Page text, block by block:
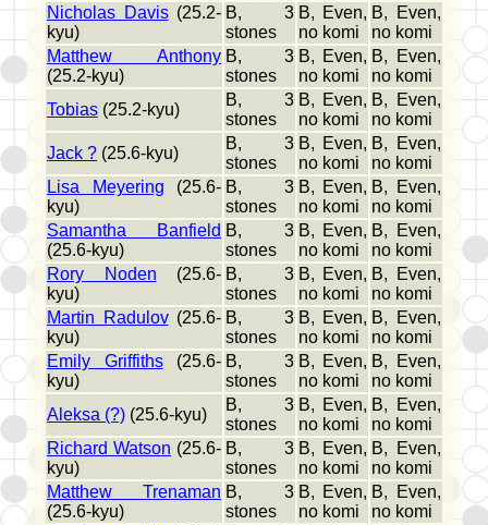
Nicholas Davis(25.2-
kyu)
B, 3
stones
B, Even,
no komi
B, Even,
no komi
Matthew Anthony
(25.2-kyu)
B, 3
stones
B, Even,
no komi
B, Even,
no komi
Tobias (25.2-kyu)
B, 3
stones
B, Even,
no komi
B, Even,
no komi
Jack ? (25.6-kyu)
B, 3
stones
B, Even,
no komi
B, Even,
no komi
Lisa Meyering (25.6-
kyu)
B, 3
stones
B, Even,
no komi
B, Even,
no komi
Samantha Banfield
(25.6-kyu)
B, 3
stones
B, Even,
no komi
B, Even,
no komi
Rory Noden (25.6-
kyu)
B, 3
stones
B, Even,
no komi
B, Even,
no komi
Martin Radulov(25.6-
kyu)
B, 3
stones
B, Even,
no komi
B, Even,
no komi
Emily Griffiths(25.6-
kyu)
B, 3
stones
B, Even,
no komi
B, Even,
no komi
Aleksa (?) (25.6-kyu)
B, 3
stones
B, Even,
no komi
B, Even,
no komi
Richard Watson (25.6-
kyu)
B, 3
stones
B, Even,
no komi
B, Even,
no komi
Matthew Trenaman
(25.6-kyu)
B, 3
stones
B, Even,
no komi
B, Even,
no komi